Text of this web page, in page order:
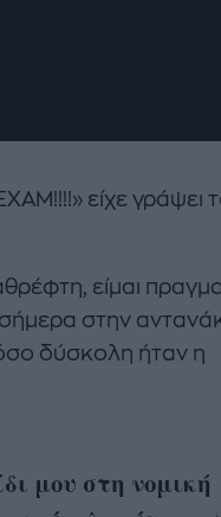
είχε γράψει
είμαι
στην
δύσκολη ήταν η
μου στη νομική